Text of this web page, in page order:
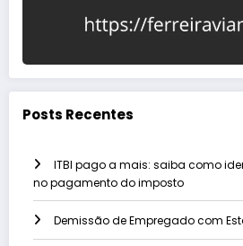
Posts Recentes
ITBI pago a mais: saiba como
no pagamento do imposto
Demissão de Empregado com